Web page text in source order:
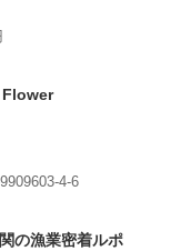
4-6
の漁業密着ルポ